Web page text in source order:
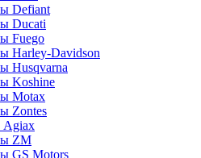
Defiant
Ducati
Fuego
Harley-Davidson
Husqvarna
Koshine
Motax
Zontes
Agiax
ZM
GS Motors